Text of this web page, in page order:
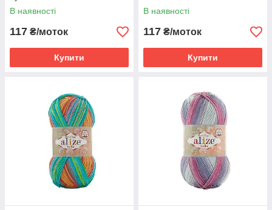
В наявності
117 ₴/моток
Купити
В наявності
117 ₴/моток
Купити